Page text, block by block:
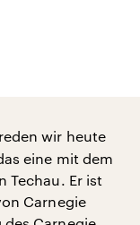
wir heute
eine mit dem
Techau. Er ist
Carnegie